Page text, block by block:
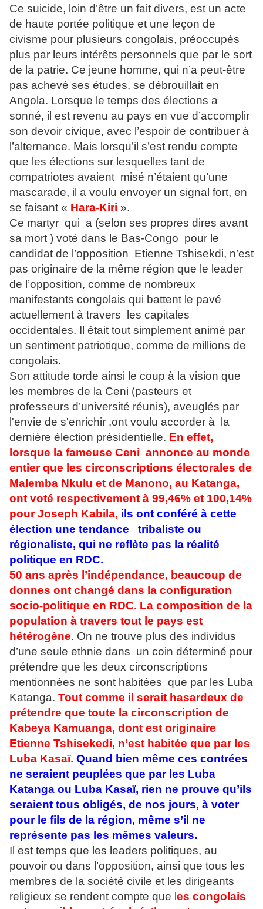
Ce suicide, loin d’être un fait divers, est un acte
de haute portée politique et une leçon de
civisme pour plusieurs congolais, préoccupés
plus par leurs intérêts personnels que par le sort
de la patrie. Ce jeune homme, qui n’a peut-être
pas achevé ses études, se débrouillait en
Angola. Lorsque le temps des élections a
sonné, il est revenu au pays en vue d’accomplir
son devoir civique, avec l’espoir de contribuer à
l’alternance. Mais lorsqu’il s’est rendu compte
que les élections sur lesquelles tant de
compatriotes avaient misé n’étaient qu’une
mascarade, il a voulu envoyer un signal fort, en
se faisant « Hara-Kiri ».
Ce martyr qui a (selon ses propres dires avant
sa mort ) voté dans le Bas-Congo pour le
candidat de l’opposition Etienne Tshisekdi, n’est
pas originaire de la même région que le leader
de l’opposition, comme de nombreux
manifestants congolais qui battent le pavé
actuellement à travers les capitales
occidentales. Il était tout simplement animé par
un sentiment patriotique, comme de millions de
congolais.
Son attitude torde ainsi le coup à la vision que
les membres de la Ceni (pasteurs et
professeurs d’université réunis), aveuglés par
l'envie de s'enrichir ,ont voulu accorder à la
dernière élection présidentielle. En effet,
lorsque la fameuse Ceni annonce au monde
entier que les circonscriptions électorales de
Malemba Nkulu et de Manono, au Katanga,
ont voté respectivement à 99,46% et 100,14%
pour Joseph Kabila, ils ont conféré à cette
élection une tendance tribaliste ou
régionaliste, qui ne reflète pas la réalité
politique en RDC.
50 ans après l’indépendance, beaucoup de
donnes ont changé dans la configuration
socio-politique en RDC. La composition de la
population à travers tout le pays est
hétérogène. On ne trouve plus des individus
d’une seule ethnie dans un coin déterminé pour
prétendre que les deux circonscriptions
mentionnées ne sont habitées que par les Luba
Katanga. Tout comme il serait hasardeux de
prétendre que toute la circonscription de
Kabeya Kamuanga, dont est originaire
Etienne Tshisekedi, n’est habitée que par les
Luba Kasaï. Quand bien même ces contrées
ne seraient peuplées que par les Luba
Katanga ou Luba Kasaï, rien ne prouve qu’ils
seraient tous obligés, de nos jours, à voter
pour le fils de la région, même s’il ne
représente pas les mêmes valeurs.
Il est temps que les leaders politiques, au
pouvoir ou dans l’opposition, ainsi que tous les
membres de la société civile et les dirigeants
religieux se rendent compte que les congolais